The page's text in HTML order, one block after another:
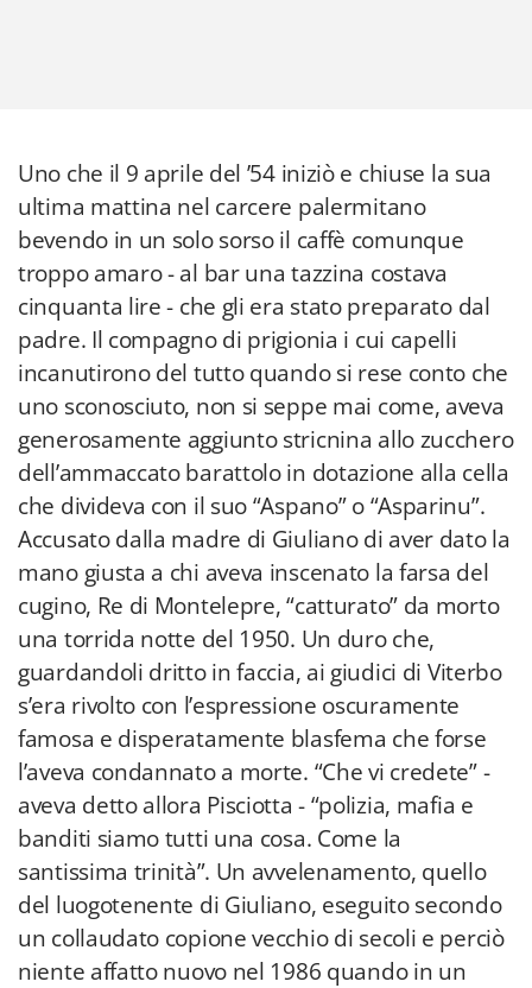
Uno che il 9 aprile del ’54 iniziò e chiuse la sua
ultima mattina nel carcere palermitano
bevendo in un solo sorso il caffè comunque
troppo amaro - al bar una tazzina costava
cinquanta lire - che gli era stato preparato dal
padre. Il compagno di prigionia i cui capelli
incanutirono del tutto quando si rese conto che
uno sconosciuto, non si seppe mai come, aveva
generosamente aggiunto stricnina allo zucchero
dell’ammaccato barattolo in dotazione alla cella
che divideva con il suo “Aspano” o “Asparinu”.
Accusato dalla madre di Giuliano di aver dato la
mano giusta a chi aveva inscenato la farsa del
cugino, Re di Montelepre, “catturato” da morto
una torrida notte del 1950. Un duro che,
guardandoli dritto in faccia, ai giudici di Viterbo
s’era rivolto con l’espressione oscuramente
famosa e disperatamente blasfema che forse
l’aveva condannato a morte. “Che vi credete” -
aveva detto allora Pisciotta - “polizia, mafia e
banditi siamo tutti una cosa. Come la
santissima trinità”. Un avvelenamento, quello
del luogotenente di Giuliano, eseguito secondo
un collaudato copione vecchio di secoli e perciò
niente affatto nuovo nel 1986 quando in un